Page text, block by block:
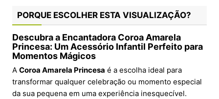
PORQUE ESCOLHER ESTA VISUALIZAÇÃO?
Descubra a Encantadora Coroa Amarela
Princesa: Um Acessório Infantil Perfeito para
Momentos Mágicos
A Coroa Amarela Princesa é a escolha ideal para
transformar qualquer celebração ou momento especial
da sua pequena em uma experiência inesquecível.